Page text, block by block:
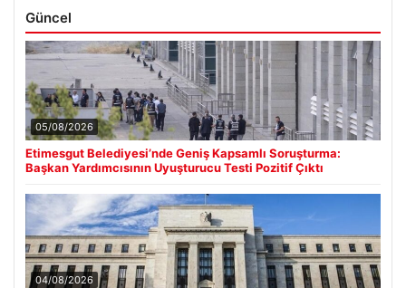
Güncel
05/08/2026
Etimesgut Belediyesi’nde Geniş Kapsamlı Soruşturma:
Başkan Yardımcısının Uyuşturucu Testi Pozitif Çıktı
04/08/2026